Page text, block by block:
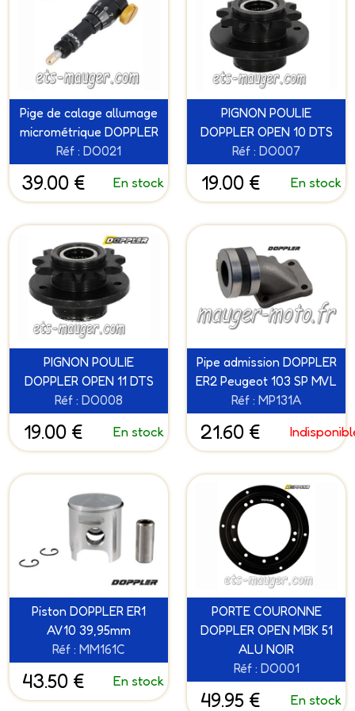
Pige de calage allumage
micrométrique DOPPLER
Réf : DO021
39.00 € En stock
PIGNON POULIE
DOPPLER OPEN 10 DTS
Réf : DO007
19.00 € En stock
PIGNON POULIE
DOPPLER OPEN 11 DTS
Réf : DO008
19.00 € En stock
Pipe admission DOPPLER
ER2 Peugeot 103 SP MVL
Réf : MP131A
21.60 €
Piston DOPPLER ER1
AV10 39,95mm
Réf : MM161C
43.50 € En stock
PORTE COURONNE
DOPPLER OPEN MBK 51
ALU NOIR
Réf : DO001
49.95 € En stock